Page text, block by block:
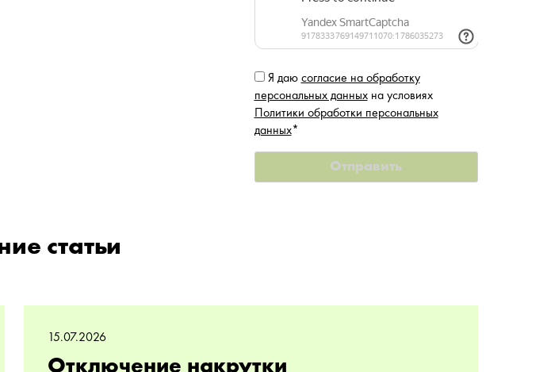
Я даю согласие на обработку
персональных данныхна условиях
Политики обработки персональных
данных*
статьи
15.07.2026